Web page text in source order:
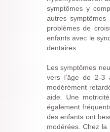
symptômes y
autres
problèmes de
enfants avec le
dentaires.
Les symptômes
vers l’âge de 2-3
modérément
aide. Une
également
des enfants ont
modérées. Chez